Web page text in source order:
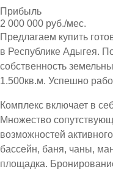
Прибыль
2 000 000 руб./мес.
Предлагаем купить
в Республике Адыгея.
собственность
1.500кв.м. Успешно
Комплекс включает в
Множество
возможностей
бассейн, баня, чаны,
площадка.